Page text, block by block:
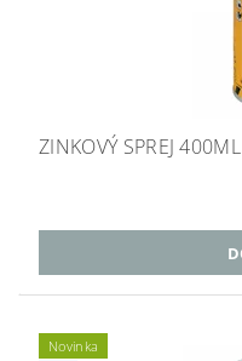
ZINKOVÝ SPREJ 400ML
Novinka